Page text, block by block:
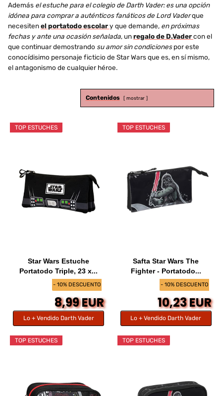
Además el estuche para el colegio de Darth Vader: es una opción
idónea para comprar a auténticos fanáticos de Lord Vaderque
necesitenel portatodo escolary que demande, en próximas
fechas y ante una ocasión señalada, unregalo de D.Vadercon el
que continuar demostrando su amor sin condicionespor este
conocídisimo personaje ficticio de Star Wars que es, en sí mismo,
el antagonismo de cualquier héroe.
Contenidos mostrar
- 10% DESCUENTO
TOP ESTUCHES
Star Wars Estuche
Portatodo Triple, 23 x...
8,99 EUR
Lo + Vendido Darth Vader
- 10% DESCUENTO
TOP ESTUCHES
Safta Star Wars The
Fighter - Portatodo...
10,23 EUR
Lo + Vendido Darth Vader
TOP ESTUCHES TOP ESTUCHES